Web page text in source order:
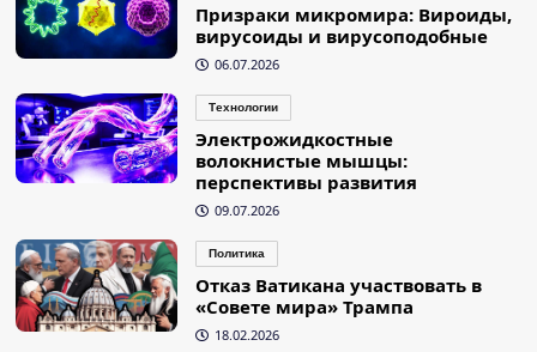
Призраки микромира: Вироиды,
вирусоиды и вирусоподобные
06.07.2026
Технологии
Электрожидкостные
волокнистые мышцы:
перспективы развития
09.07.2026
Политика
Отказ Ватикана участвовать в
«Совете мира» Трампа
18.02.2026